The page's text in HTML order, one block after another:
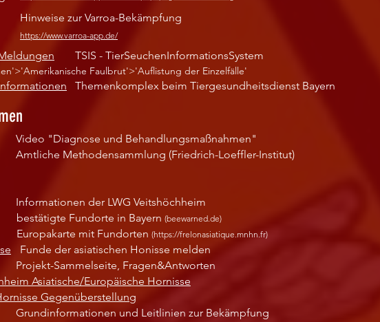
Hinweise zur Varroa-Bekämpfung
https://www.varroa-app.de/
TSIS - TierSeuchenInformationsSystem
Faulbrut'>'Auflistung der Einzelfälle'
Themenkomplex beim Tiergesundheitsdienst Bayern
Video "Diagnose und Behandlungsmaßnahmen"
Amtliche Methodensammlung (Friedrich-Loeffler-Institut)
Informationen der LWG Veitshöchheim
bestätigte Fundorte in Bayern (beewarned.de)
Europakarte mit Fundorten (https://frelonasiatique.mnhn.fr)
Funde der asiatischen Honisse melden
Projekt-Sammelseite, Fragen&Antworten
Asiatische/Europäische Hornisse
Gegenüberstellung
Grundinformationen und Leitlinien zur Bekämpfung